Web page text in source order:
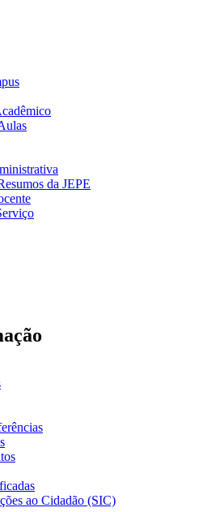
da JEPE
ao Cidadão (SIC)